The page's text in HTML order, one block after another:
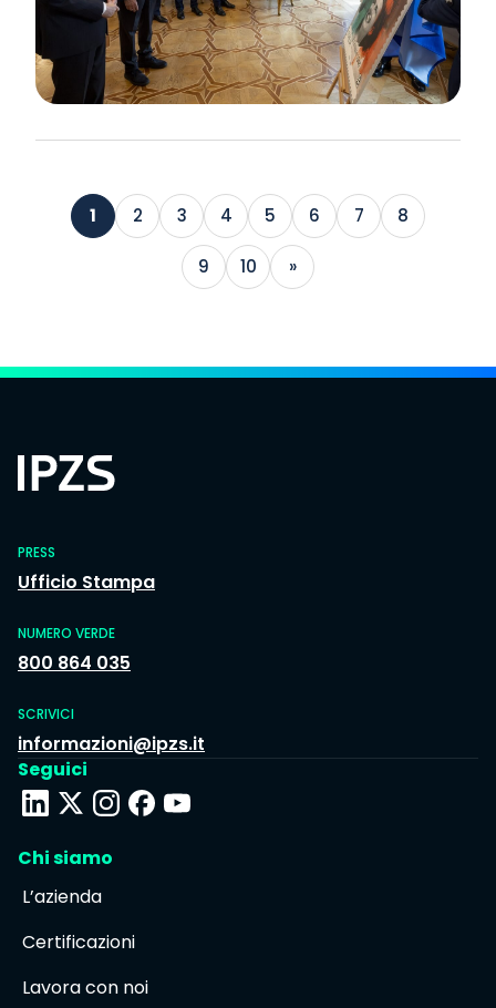
1 2 3 4 5 6 7 8
9 10 »
PRESS
Ufficio Stampa
NUMERO VERDE
800 864 035
SCRIVICI
informazioni@ipzs.it
Seguici
Chi siamo
L’azienda
Certificazioni
Lavora con noi